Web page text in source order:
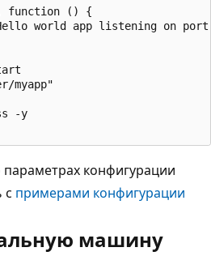
function () {
world app listening on
myapp"
-y
конфигурации
с примерами конфигурации
машину